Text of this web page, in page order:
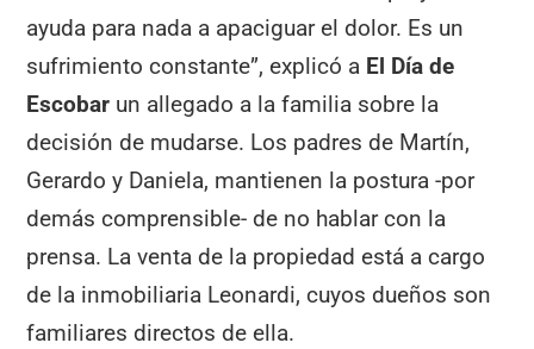
ayuda para nada a apaciguar el dolor. Es un
sufrimiento constante”, explicó a El Día de
Escobar un allegado a la familia sobre la
decisión de mudarse. Los padres de Martín,
Gerardo y Daniela, mantienen la postura -por
demás comprensible- de no hablar con la
prensa. La venta de la propiedad está a cargo
de la inmobiliaria Leonardi, cuyos dueños son
familiares directos de ella.